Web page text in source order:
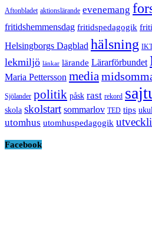
Aftonbladet aktionslärande evenemang
fritidshemmensdag fritidspedagogik
Helsingborgs Dagblad hälsning
lekmiljö länkar lärande Lärarförbundet
Maria Pettersson media
Sjölander politik påsk rast rekord
skola skolstart sommarlov TED tips
utomhus utomhuspedagogik
Facebook